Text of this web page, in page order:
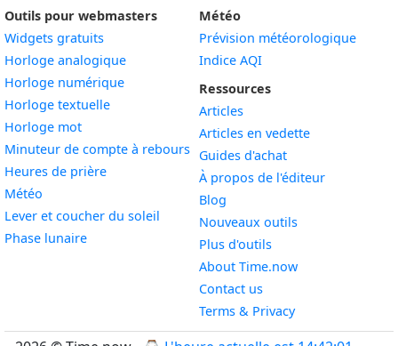
Outils pour webmasters
Widgets gratuits
Horloge analogiqueWidget
Horloge numériqueWidget
Horloge textuelleWidget
Horloge motWidget
Minuteur de compte à rebours Widget
Heures de prièreWidget
Météo
Lever et coucher du soleil
Phase lunaireWidget
Météo
Prévision météorologique
Indice AQI
Ressources
Articles
Articles en vedette
Guides d'achat
À propos de l'éditeur
Blog
Nouveaux outils
Plus d'outils
About Time.now
Contact us
Terms & Privacy